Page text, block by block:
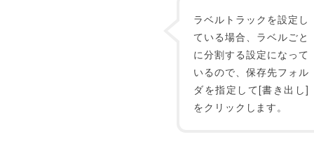
ラベルトラックを設定し
ている場合、ラベルごと
に分割する設定になって
いるので、保存先フォル
ダを指定して[書き出し]
をクリックします。